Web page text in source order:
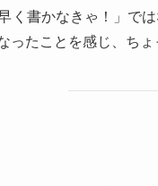
く書かなきゃ！」で
たことを感じ、ち